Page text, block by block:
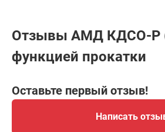
Отзывы АМД КДСО-Р
функцией прокатки
Оставьте первый отзыв!
Написать